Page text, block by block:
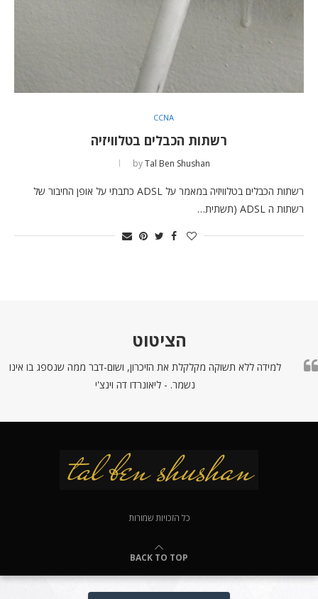
CCNA
רשתות הכבלים בטלוויזיה
byTal Ben Shushan
רשתות הכבלים בטלוויזיה במאמר על ADSL כתבתי על אופן החיבור של
רשתות ה ADSL (תשתית…
הציטוט
למידה ללא תשוקה מקלקלת את הזיכרון, ושום-דבר ממה שנספג בו אינו
נשמר. - ליאונרדו דה וינצ'י
כל הזכויות שמורות
BACK TO TOP